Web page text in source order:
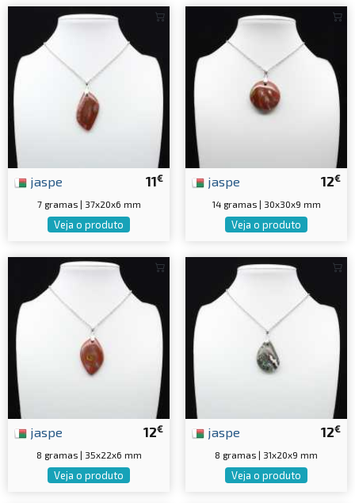
11€
jaspe
7 gramas | 37x20x6 mm
Veja o produto
12€
jaspe
14 gramas | 30x30x9 mm
Veja o produto
12€
jaspe
8 gramas | 35x22x6 mm
Veja o produto
12€
jaspe
8 gramas | 31x20x9 mm
Veja o produto